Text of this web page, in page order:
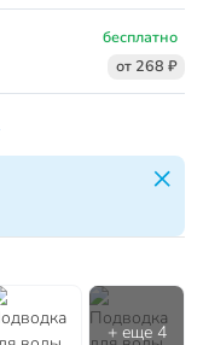
бесплатно
от 268 ₽